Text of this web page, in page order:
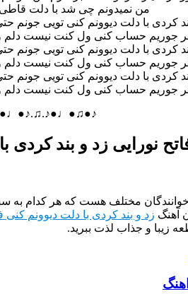
من نمیدونم چی شد با دلت
کردی با دلت دیوونم کنی تویی
جوریم حساب کنی ول کنت نیست
کردی با دلت دیوونم کنی تویی
جوریم حساب کنی ول کنت نیست
کردی با دلت دیوونم کنی تویی
جوریم حساب کنی ول کنت نیست
نورایی زد و بند کردی
خوانندگان مختلف هست که هر کدام به
آهنگ زد و بند کردی با دلت دیوونم کنی
زیبا و جذاب لذت ببرید.